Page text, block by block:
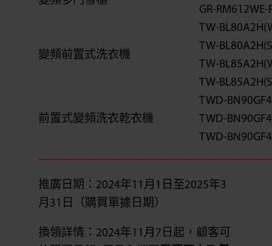
GR-RM612WE-
變頻前置式洗衣機
TW-
TW-
TW-
TW-
前置式變頻洗衣乾衣機
TWD-
TWD-
TWD-
推廣日期：2024年11月1日至2025年3
月31日（購買單據日期）
換領詳情：2024年11月7日起，顧客可